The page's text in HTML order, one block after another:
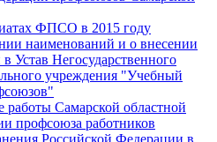
ФПСО в 2015 году
наименований и о внесении
Устав Негосударственного
учреждения "Учебный
работы Самарской областной
профсоюза работников
Российской Федерации в